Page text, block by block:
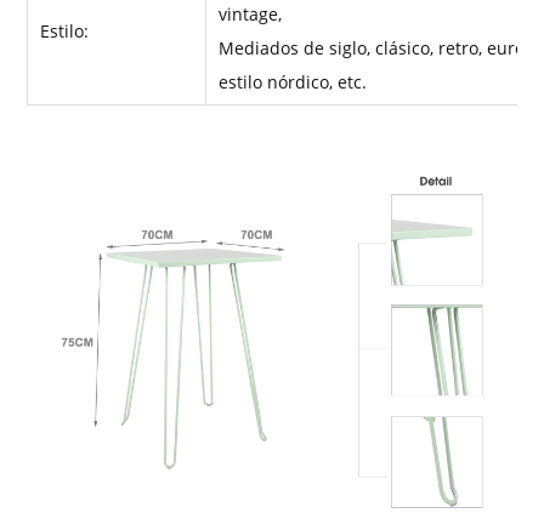
Estilo:
vintage,
Mediados de siglo, clásico, retro,
estilo nórdico, etc.